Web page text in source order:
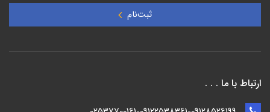
ثبت‌نام
ارتباط با ما . . .